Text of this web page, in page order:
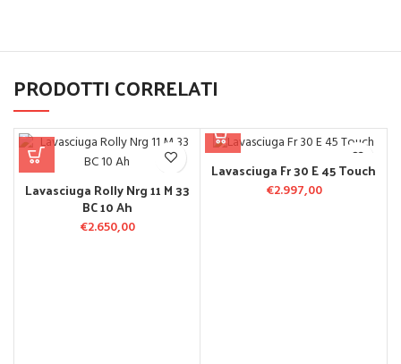
PRODOTTI CORRELATI
Lavasciuga Rolly Nrg 11 M 33
BC 10 Ah
€2.650,00
Lavasciuga Fr 30 E 45 Touch
€2.997,00